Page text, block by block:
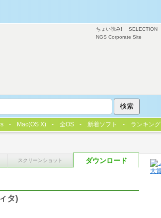
スクリーンショット ダウンロード
タ)
ちょい読み! SELECTION
NGS Corporate Site
Mac(OS X) 全OS 新着ソフト ランキング